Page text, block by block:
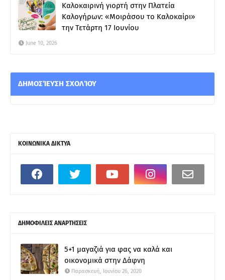
Καλοκαιρινή γιορτή στην Πλατεία
Καλογήρων: «Μοιράσου το Καλοκαίρι»
την Τετάρτη 17 Ιουνίου
June 10, 2026
ΔΗΜΟΣΊΕΥΣΗ ΣΧΟΛΊΟΥ
ΚΟΙΝΩΝΙΚΑ ΔΙΚΤΥΑ
ΔΗΜΟΦΙΛΕΙΣ ΑΝΑΡΤΗΣΕΙΣ
5+1 μαγαζιά για φας να καλά και
οικονομικά στην Δάφνη
Παρασκευή, Ιουνίου 26, 2020